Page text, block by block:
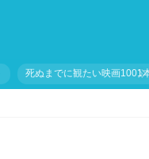
死ぬまでに観たい映画1001